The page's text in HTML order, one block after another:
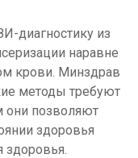
диагностику из
наравне
крови. Минздрав
методы требуют
они позволяют
здоровья
здоровья.